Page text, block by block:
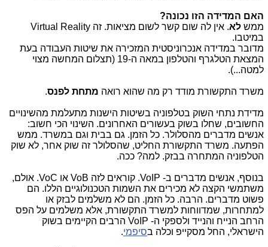
האם המדידה הזו נכונה?
ממש לא
. אין לה שום קשר לשום מציאות. זה Virtual Reality
במיטבו.
מדובר במדידה אנכרוניסטית המזכירה את שיטות העבודה בעת
המצאת הטלגרף והטלפון במאה ה-19 (תצלום המחשה מצוי
למטה...).
משרד התקשורת מודד רק מה שהוא רואה מתחת לפנס.
מדידת נתחי השוק בטלפוניה בשיטות הישנות מתעלמת מהשינויים
החשובים, שחלו בשוק בעשורים האחרונים. השינוי הכי חשוב:
אנשים מדברים מהסלולר. כל הזמן. גם בבית וגם במשרד. ממש
הפתעה. משרד התקשורת החליט, שהסלולר זה שוק אחר, לא שוק
הטלפוניה המתחרה בבזק. למה? ככה.
בנוסף, אנשים מדברים ב- VoIP. קוראים לזה VoB או VoC. אולם,
משתמשי הקצה לא מכירים את השמות הטכנולוגיים הללו. הם
פשוט מדברים. הרבה. כל הזמן. הם לא משלמים לבזק או
למתחרות, שמדווחות למשרד התקשורת, אלא משלמים על הפס
הרחב הנייח והנייד ולספקי ה- VoIP הרבים הקיימים בשוק
הישראלי, החל מסקייפ וכלה בסיפמי.